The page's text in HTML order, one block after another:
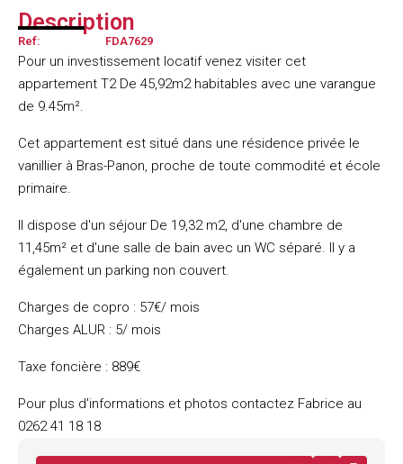
Description
Ref: FDA7629
Pour un investissement locatif venez visiter cet
appartement T2 De 45,92m2 habitables avec une varangue
de 9.45m².
Cet appartement est situé dans une résidence privée le
vanillier à Bras-Panon, proche de toute commodité et école
primaire.
Il dispose d'un séjour De 19,32 m2, d'une chambre de
11,45m² et d'une salle de bain avec un WC séparé. Il y a
également un parking non couvert.
Charges de copro : 57€/ mois
Charges ALUR : 5/ mois
Taxe foncière : 889€
Pour plus d'informations et photos contactez Fabrice au
0262 41 18 18